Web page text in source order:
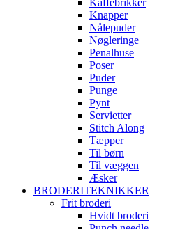
Kaffebrikker
Knapper
Nålepuder
Nøgleringe
Penalhuse
Poser
Puder
Punge
Pynt
Servietter
Stitch Along
Tæpper
Til børn
Til væggen
Æsker
BRODERITEKNIKKER
Frit broderi
Hvidt broderi